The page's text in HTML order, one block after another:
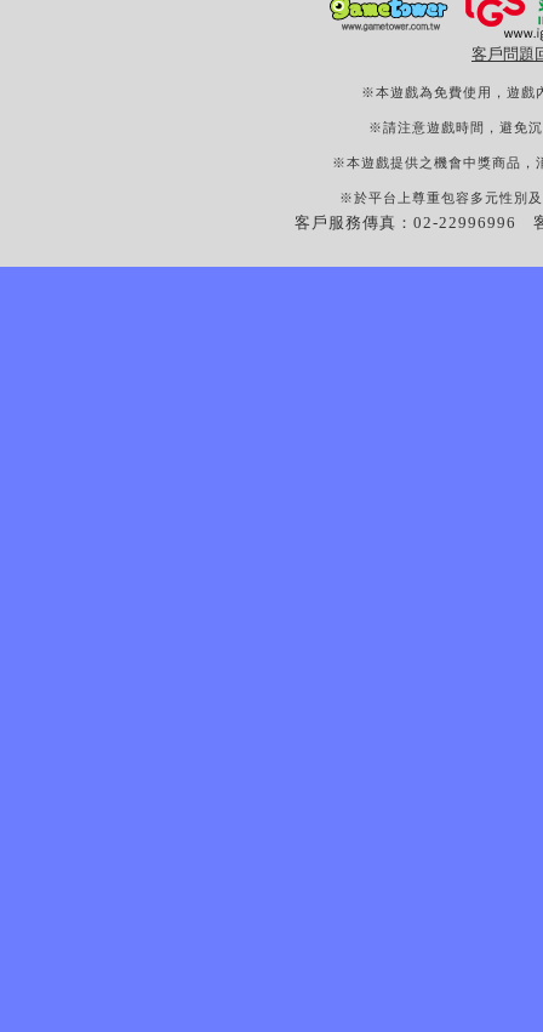
客戶問題
※本遊戲為免費使用，遊戲
※請注意遊戲時間，避免
※本遊戲提供之機會中獎商品，
※於平台上尊重包容多元性別
客戶服務傳真：02-22996996